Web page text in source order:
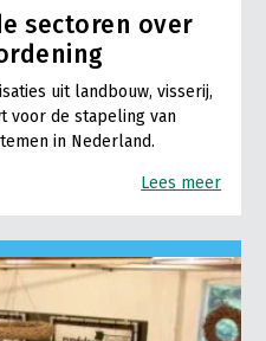
sectoren over
uit landbouw, visserij,
voor de stapeling van
in Nederland.
Lees meer